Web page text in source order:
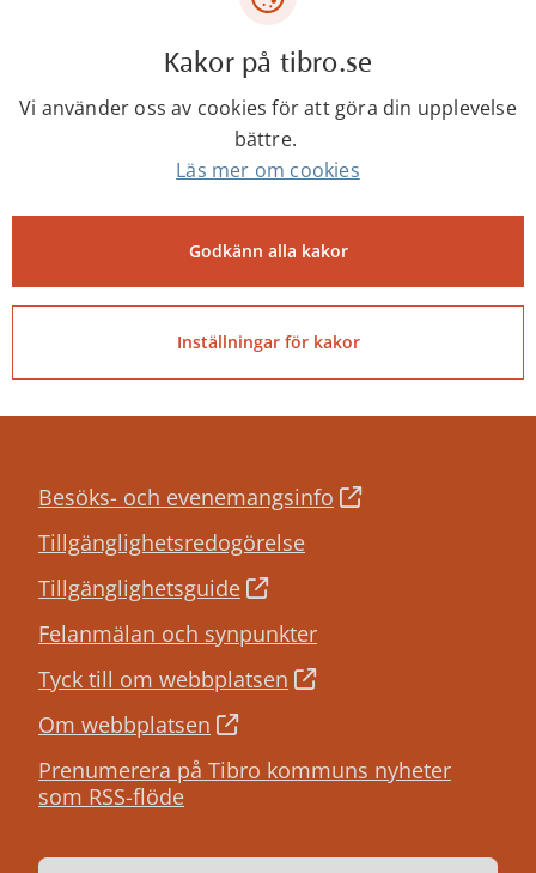
Telefon: 0504-180 00
E-post: kommun@tibro.se
Organisationsnummer:
0007:2120001660
Besöks- och evenemangsinfo
Tillgänglighetsredogörelse
Tillgänglighetsguide
Felanmälan och synpunkter
Tyck till om webbplatsen
Om webbplatsen
Prenumerera på Tibro kommuns nyheter
som RSS-flöde
Kakor på tibro.se
Vi använder oss av cookies för att göra din upplevelse
bättre.
Läs mer om cookies
Godkänn alla kakor
Inställningar för kakor